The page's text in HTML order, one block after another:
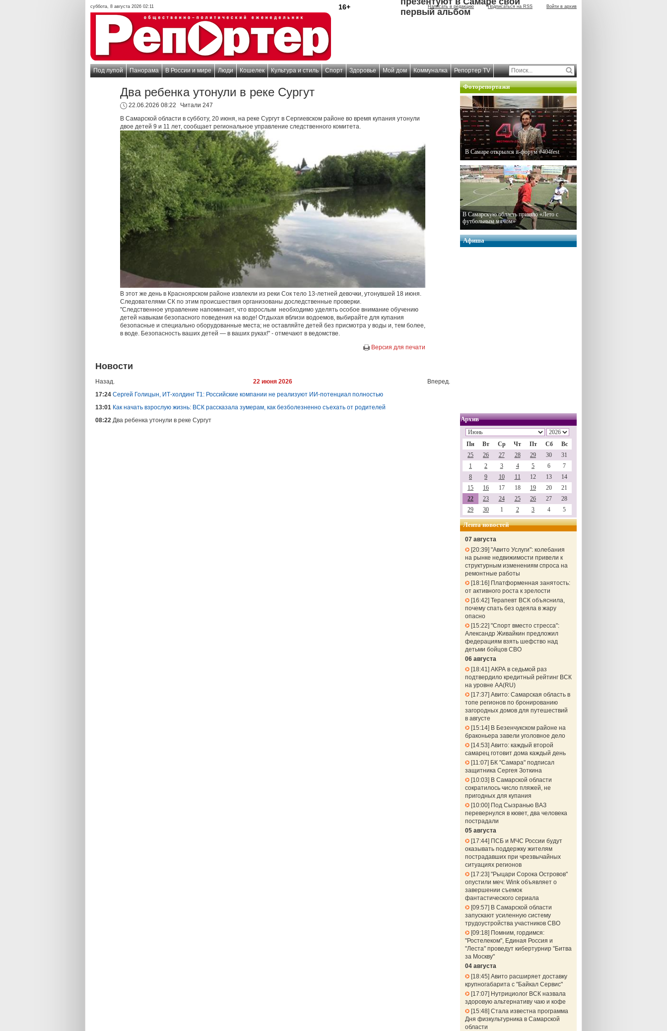
суббота, 8 августа 2026 02:11 16+ Написать в редакцию Подписаться на RSS Войти в архив
первый альбом
Под лупой Панорама В России и мире Люди Кошелек Культура и стиль Спорт Здоровье Мой дом Коммуналка Репортер TV
Два ребенка утонули в реке Сургут
22.06.2026 08:22
Читали 247
В Самарской области в субботу, 20 июня, на реке Сургут в Сергиевском районе во время купания утонули
двое детей 9 и 11 лет, сообщает региональное управление следственного комитета.
В этот же день в Красноярском районе извлекли из реки Сок тело 13-летней девочки, утонувшей 18 июня.
Следователями СК по этим происшествия организованы доследственные проверки.
"Следственное управление напоминает, что взрослым необходимо уделять особое внимание обучению
детей навыкам безопасного поведения на воде! Отдыхая вблизи водоемов, выбирайте для купания
безопасные и специально оборудованные места; не оставляйте детей без присмотра у воды и, тем более,
в воде. Безопасность ваших детей — в ваших руках!" - отмечают в ведомстве.
Версия для печати
Новости
Назад. 22 июня 2026
Вперед.
17:24 Сергей Голицын, ИТ-холдинг Т1: Российские компании не реализуют ИИ-потенциал полностью
13:01 Как начать взрослую жизнь: ВСК рассказала зумерам, как безболезненно съехать от родителей
08:22 Два ребенка утонули в реке Сургут
Фоторепортажи
В Самаре открылся it-форум #404fest
В Самарскую область пришло «Лето с
футбольным мячом»
Афиша
Архив
Пн Вт Ср Чт Пт Сб
Вс
25
26 27 28 29 30
31
1
2 3 4 5 6
7
8
9 10 11 12 13
14
15
16 17 18 19 20
21
22
23 24 25 26 27
28
29
30 1 2 3 4 5
Лента новостей
07 августа
20:39 "Авито Услуги": колебания
на рынке недвижимости привели к
структурным изменениям спроса на
ремонтные работы
18:16
Платформенная занятость:
от активного роста к зрелости
16:42 Терапевт ВСК объяснила,
почему спать без одеяла в жару
опасно
15:22 "Спорт вместо стресса":
Александр Живайкин предложил
федерациям взять шефство над
детьми бойцов СВО
06 августа
18:41 АКРА в седьмой раз
подтвердило кредитный рейтинг ВСК
на уровне АА(RU)
17:37 Авито: Самарская область в
топе регионов по бронированию
загородных домов для путешествий
в августе
15:14 В Безенчукском районе на
браконьера завели уголовное дело
14:53 Авито: каждый второй
самарец готовит дома каждый день
11:07
БК "Самара" подписал
защитника Сергея Зоткина
10:03
В Самарской области
сократилось число пляжей, не
пригодных для купания
10:00 Под Сызранью ВАЗ
перевернулся в кювет, два человека
пострадали
05 августа
17:44 ПСБ и МЧС России будут
оказывать поддержку жителям
пострадавших при чрезвычайных
ситуациях регионов
17:23 "Рыцари Сорока Островов"
опустили меч: Wink объявляет о
завершении съемок
фантастического сериала
09:57
В Самарской области
запускают усиленную систему
трудоустройства участников СВО
09:18 Помним, гордимся:
"Ростелеком", Единая Россия и
"Леста" проведут кибертурнир "Битва
за Москву"
04 августа
18:45 Авито расширяет доставку
крупногабарита с "Байкал Сервис"
17:07
Нутрициолог ВСК назвала
здоровую альтернативу чаю и кофе
15:48 Стала известна программа
Дня физкультурника в Самарской
области